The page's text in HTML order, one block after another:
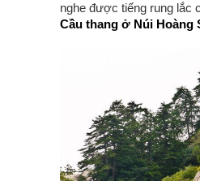
nghe được tiếng rung lắc
Cầu thang ở Núi Hoàng